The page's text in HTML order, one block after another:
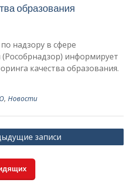
образования
надзору в сфере
(Рособрнадзор) информирует
качества образования.
, Новости
записи